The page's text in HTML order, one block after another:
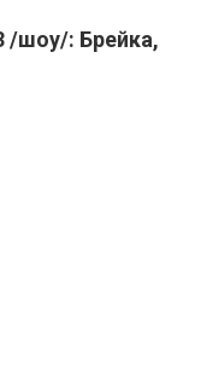
/шоу/: Брейка,